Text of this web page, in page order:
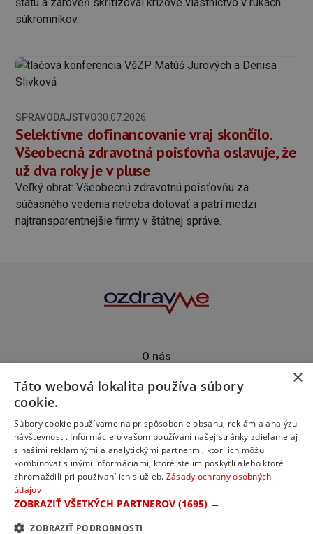
štátu a zároveň skritizoval krížové vlastníctvo v rukách
súkromníkov.
SPRAVODAJSTVO30.07.2026
Selektívne dofinancovanie vraj skončilo.
Všeobecná zdravotná poisťovňa oslavuje, že
už dva roky je v pluse
Veľký obrat: Všeobecnú zdravotnú poisťovňu za
súčasného vedenia netreba dotovať a patrí medzi
najtransparentnejšie firmy v štátnej správe.
O nás
Predplatné
Podporte nás
×
Táto webová lokalita používa súbory
cookie.
Súbory cookie používame na prispôsobenie obsahu, reklám a analýzu
návštevnosti. Informácie o vašom používaní našej stránky zdieľame aj
s našimi reklamnými a analytickými partnermi, ktorí ich môžu
kombinovať s inými informáciami, ktoré ste im poskytli alebo ktoré
zhromaždili pri používaní ich služieb. Zásady ochrany osobných
údajov
ZOBRAZIŤ VŠETKÝCH PARTNEROV (1695) →
ZOBRAZIŤ PODROBNOSTI